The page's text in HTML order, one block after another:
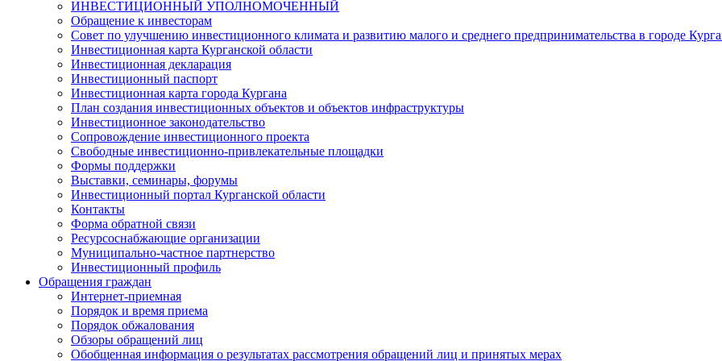
ИНВЕСТИЦИОННЫЙ УПОЛНОМОЧЕННЫЙ
Обращение к инвесторам
Совет по улучшению инвестиционного климата и развитию малого и среднего предпринимательства в городе
Инвестиционная карта Курганской области
Инвестиционная декларация
Инвестиционный паспорт
Инвестиционная карта города Кургана
План создания инвестиционных объектов и объектов инфраструктуры
Инвестиционное законодательство
Сопровождение инвестиционного проекта
Свободные инвестиционно-привлекательные площадки
Формы поддержки
Выставки, семинары, форумы
Инвестиционный портал Курганской области
Контакты
Форма обратной связи
Ресурсоснабжающие организации
Муниципально-частное партнерство
Инвестиционный профиль
Обращения граждан
Интернет-приемная
Порядок и время приема
Порядок обжалования
Обзоры обращений лиц
Обобщенная информация о результатах рассмотрения обращений лиц и принятых мерах